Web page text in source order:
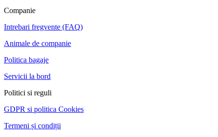
Companie
Intrebari fregvente (FAQ)
Animale de companie
Politica bagaje
Servicii la bord
Politici si reguli
GDPR si politica Cookies
Termeni și condiții